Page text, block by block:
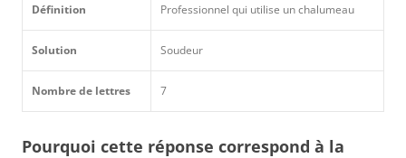
Définition Professionnel qui utilise un chalumeau
Solution Soudeur
Nombre de lettres 7
Pourquoi cette réponse correspond à la